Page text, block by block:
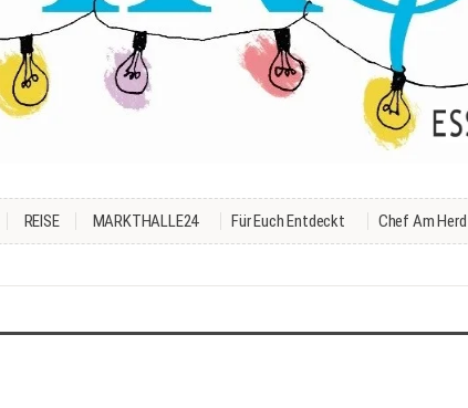
REISE MARKTHALLE24 Für Euch Entdeckt Chef Am Herd